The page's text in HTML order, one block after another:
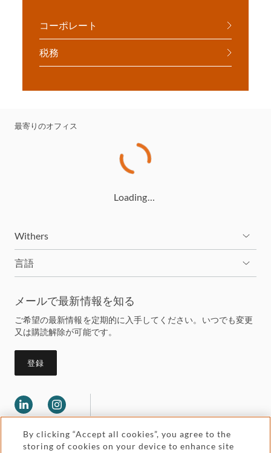
コーポレート
税務
最寄りのオフィス
Loading…
Withers
言語
メールで最新情報を知る
ご希望の最新情報を定期的に入手してください。いつでも変更
又は購読解除が可能です。
登録
By clicking “Accept all cookies”, you agree to the
storing of cookies on your device to enhance site